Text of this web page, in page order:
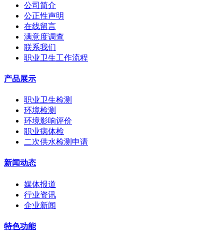
公司简介
公正性声明
在线留言
满意度调查
联系我们
职业卫生工作流程
产品展示
职业卫生检测
环境检测
环境影响评价
职业病体检
二次供水检测申请
新闻动态
媒体报道
行业资讯
企业新闻
特色功能